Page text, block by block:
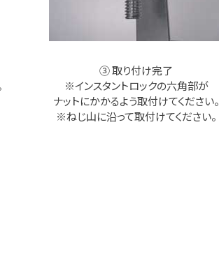
③ 取り付け完了
※インスタントロックの六角部が
ナットにかかるよう取付けてください。
※ねじ山に沿って取付けてください。